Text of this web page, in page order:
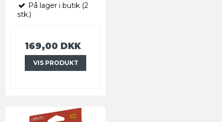
På lager i butik (2
stk.)
169,00 DKK
VIS PRODUKT